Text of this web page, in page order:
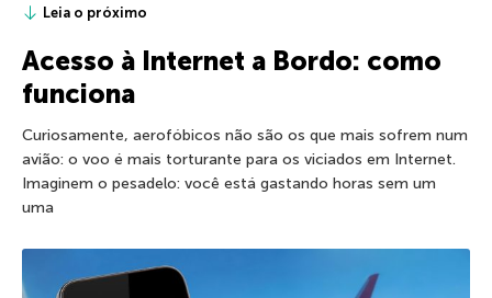
Leia o próximo
Acesso à Internet a Bordo: como
funciona
Curiosamente, aerofóbicos não são os que mais sofrem num
avião: o voo é mais torturante para os viciados em Internet.
Imaginem o pesadelo: você está gastando horas sem um
uma